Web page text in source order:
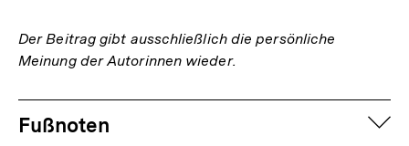
Der Beitrag gibt ausschließlich die persönliche
Meinung der Autorinnen wieder.
Fussnoten
Fußnoten